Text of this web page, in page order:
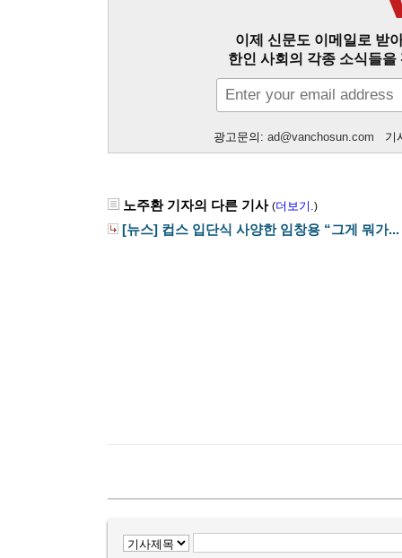
이제 신문도 이메일로 받
한인 사회의 각종 소식들
광고문의: ad@vanchosun.com 기
노주환 기자의 다른 기사 (더보기.)
[뉴스] 컵스 입단식 사양한 임창용 “그게 뭐가...